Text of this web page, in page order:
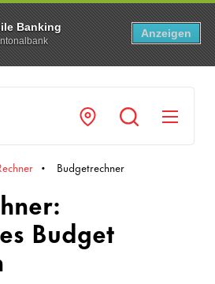
Banking
Anzeigen
Budgetrechner
Budget